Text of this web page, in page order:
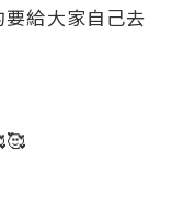
給大家自己去